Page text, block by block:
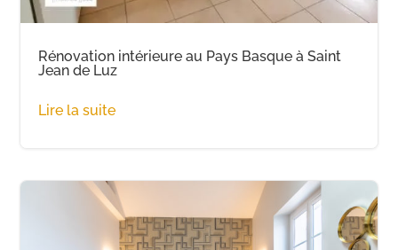
Rénovation intérieure au Pays Basque à Saint
Jean de Luz
Lire la suite